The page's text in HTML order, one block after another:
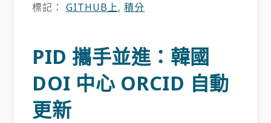
標記：GITHUB上,積分
PID 攜手並進：韓國
DOI 中心 ORCID 自動
更新